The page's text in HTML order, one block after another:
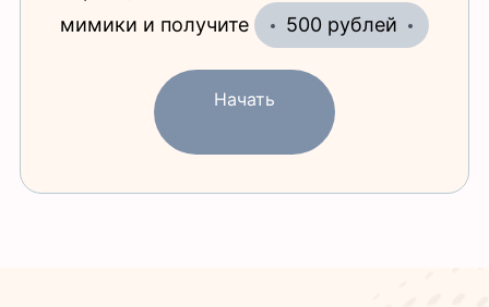
мимики и получите
500 рублей
Начать